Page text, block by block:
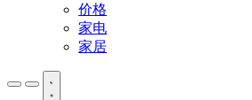
价格
家电
家居